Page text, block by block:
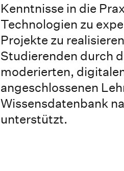
Kenntnisse in die
Technologien zu
Projekte zu
Studierenden durch
moderierten,
angeschlossenen
Wissensdatenbank
unterstützt.